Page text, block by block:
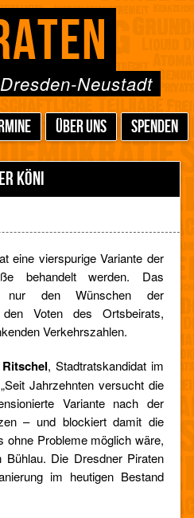
Neustadt
ÜBER UNS SPENDEN
KÖNI
eine vierspurige Variante der
behandelt werden. Das
nur den Wünschen der
Voten des Ortsbeirats,
Verkehrszahlen.
, Stadtratskandidat im
Jahrzehnten versucht die
Variante nach der
– und blockiert damit die
ohne Probleme möglich wäre,
Die Dresdner Piraten
im heutigen Bestand